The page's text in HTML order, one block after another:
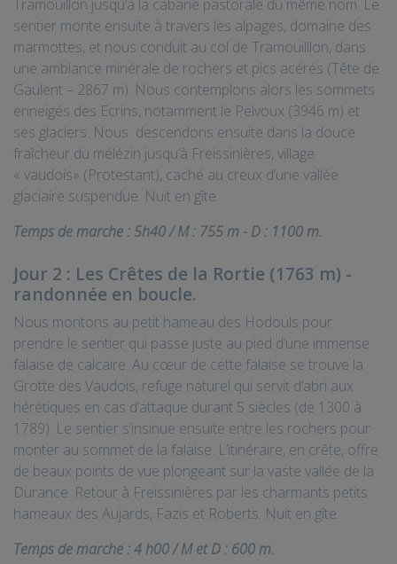
Tramouillon jusqu’à la cabane pastorale du même nom. Le
sentier monte ensuite à travers les alpages, domaine des
marmottes, et nous conduit au col de Tramouilllon, dans
une ambiance minérale de rochers et pics acérés (Tête de
Gaulent – 2867 m). Nous contemplons alors les sommets
enneigés des Ecrins, notamment le Pelvoux (3946 m) et
ses glaciers. Nous descendons ensuite dans la douce
fraîcheur du mélézin jusqu’à Freissinières, village
« vaudois» (Protestant), caché au creux d’une vallée
glaciaire suspendue. Nuit en gîte.
Temps de marche : 5h40 / M : 755 m - D : 1100 m.
Jour 2 : Les Crêtes de la Rortie (1763 m) -
randonnée en boucle.
Nous montons au petit hameau des Hodouls pour
prendre le sentier qui passe juste au pied d’une immense
falaise de calcaire. Au cœur de cette falaise se trouve la
Grotte des Vaudois, refuge naturel qui servit d’abri aux
hérétiques en cas d’attaque durant 5 siècles (de 1300 à
1789). Le sentier s’insinue ensuite entre les rochers pour
monter au sommet de la falaise. L’itinéraire, en crête, offre
de beaux points de vue plongeant sur la vaste vallée de la
Durance. Retour à Freissinières par les charmants petits
hameaux des Aujards, Fazis et Roberts. Nuit en gîte.
Temps de marche : 4 h00 / M et D : 600 m.